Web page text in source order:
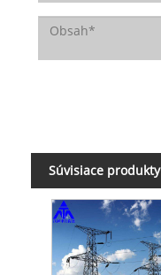
Súvisiace produkty